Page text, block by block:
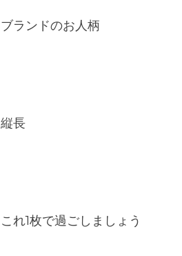
ブランドのお人柄
縦長
これ1枚で過ごしましょう